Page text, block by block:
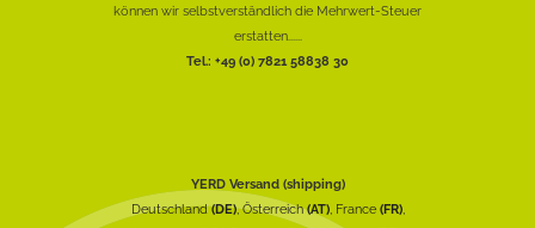
können wir selbstverständlich die Mehrwert-Steuer
erstatten......
Tel.: +49 (0) 7821 58838 30
YERD Versand (shipping)
Deutschland(DE), Österreich(AT), France (FR),